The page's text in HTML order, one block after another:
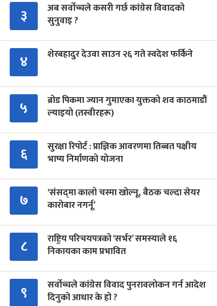
३
अब सर्वोच्चले कसरी गर्छ कांग्रेस विवादको
सुनुवाइ ?
४ शेरबहादुर देउवा साउन २६ गते स्वदेश फर्किने
५
ब्रोड पिकमा ज्यान गुमाएका युक्तको शव काठमाडौं
ल्याइयो (तस्वीरहरू)
६
सुरक्षा रिपोर्ट : प्राज्ञिक आवरणमा तिब्बत पक्षीय
भाष्य निर्माणको योजना
७
‘संसद्‍मा कालो चस्मा खोल्नू, बैठक चल्दा सेयर
कारोबार नगर्नू’
८
राष्ट्रिय परिचयपत्रको ‘सर्भर’ समस्याले १६
निकायका काम प्रभावित
९
सर्वोच्चले कांग्रेस विवाद पुनरावलोकन गर्न आदेश
दिनुको आधार के हो ?